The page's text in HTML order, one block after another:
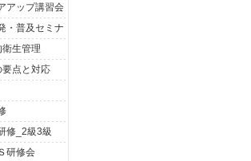
アップ講習会
・普及セミナ
生管理
要点と対応
修_2級3級
研修会